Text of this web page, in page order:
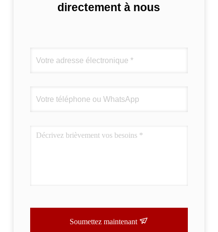
directement à nous
Soumettez maintenant